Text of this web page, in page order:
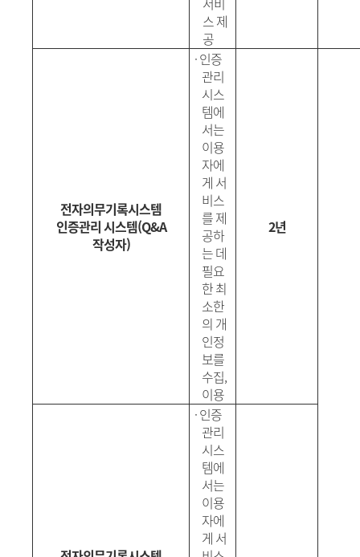
스 제
공
전자의무기록시스템
인증관리 시스템(Q&A
작성자)
·인증
관리
시스
템에
서는
이용
자에
게 서
비스
를 제
공하
는 데
필요
한 최
소한
의 개
인정
보를
수집,
이용
2년
·인증
관리
시스
템에
서는
이용
자에
게 서